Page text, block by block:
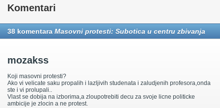
Komentari
38 komentara Masovni protesti: Subotica u centru zbivanja
mozakss
Koji masovni protesti?
Ako vi velicate saku propalih i lazljivih studenata i zaludjenih profesora,onda
ste i vi prolupali..
Vlast se dobija na izborima,a zloupotrebiti decu za svoje licne politicke
ambicije je zlocin a ne protest.